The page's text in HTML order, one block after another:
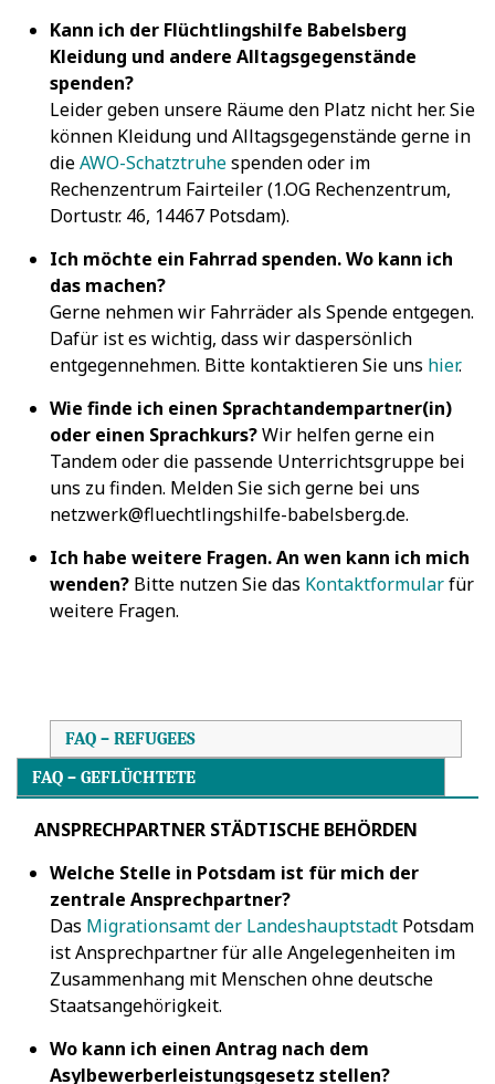
Kann ich der Flüchtlingshilfe Babelsberg
Kleidung und andere Alltagsgegenstände
spenden?
Leider geben unsere Räume den Platz nicht her. Sie
können Kleidung und Alltagsgegenstände gerne in
dieAWO-Schatztruhespenden oder im
Rechenzentrum Fairteiler (1.OG Rechenzentrum,
Dortustr. 46, 14467 Potsdam).
Ich möchte ein Fahrrad spenden. Wo kann ich
das machen?
Gerne nehmen wir Fahrräder als Spende entgegen.
Dafür ist es wichtig, dass wir daspersönlich
entgegennehmen. Bitte kontaktieren Sie uns hier.
Wie finde ich einen Sprachtandempartner(in)
oder einen Sprachkurs?Wir helfen gerne ein
Tandem oder die passende Unterrichtsgruppe bei
uns zu finden. Melden Sie sich gerne bei uns
netzwerk@fluechtlingshilfe-babelsberg.de.
Ich habe weitere Fragen. An wen kann ich mich
wenden? Bitte nutzen Sie das Kontaktformularfür
weitere Fragen.
FAQ – GEFLÜCHTETE
FAQ – REFUGEES
ANSPRECHPARTNER STÄDTISCHE BEHÖRDEN
Welche Stelle in Potsdam ist für mich der
zentrale Ansprechpartner?
Das Migrationsamt der Landeshauptstadt Potsdam
ist Ansprechpartner für alle Angelegenheiten im
Zusammenhang mit Menschen ohne deutsche
Staatsangehörigkeit.
Wo kann ich einen Antrag nach dem
Asylbewerberleistungsgesetz stellen?